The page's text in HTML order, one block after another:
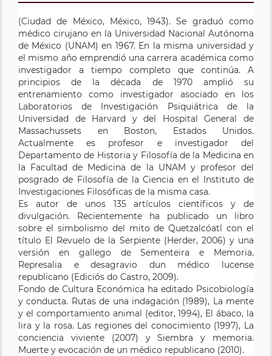
(Ciudad de México, México, 1943). Se graduó como
médico cirujano en la Universidad Nacional Autónoma
de México (UNAM) en 1967. En la misma universidad y
el mismo año emprendió una carrera académica como
investigador a tiempo completo que continúa. A
principios de la década de 1970 amplió su
entrenamiento como investigador asociado en los
Laboratorios de Investigación Psiquiátrica de la
Universidad de Harvard y del Hospital General de
Massachussets en Boston, Estados Unidos.
Actualmente es profesor e investigador del
Departamento de Historia y Filosofía de la Medicina en
la Facultad de Medicina de la UNAM y profesor del
posgrado de Filosofía de la Ciencia en el Instituto de
Investigaciones Filosóficas de la misma casa.
Es autor de unos 135 artículos científicos y de
divulgación. Recientemente ha publicado un libro
sobre el simbolismo del mito de Quetzalcóatl con el
título El Revuelo de la Serpiente (Herder, 2006) y una
versión en gallego de Sementeira e Memoria.
Represalia e desagravio dun médico lucense
republicano (Ediciós do Castro, 2009).
Fondo de Cultura Económica ha editado Psicobiología
y conducta. Rutas de una indagación (1989), La mente
y el comportamiento animal (editor, 1994), El ábaco, la
lira y la rosa. Las regiones del conocimiento (1997), La
conciencia viviente (2007) y Siembra y memoria.
Muerte y evocación de un médico republicano (2010).